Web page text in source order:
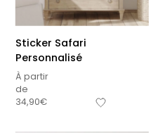
Sticker Safari
Personnalisé
À partir
de
34,90€